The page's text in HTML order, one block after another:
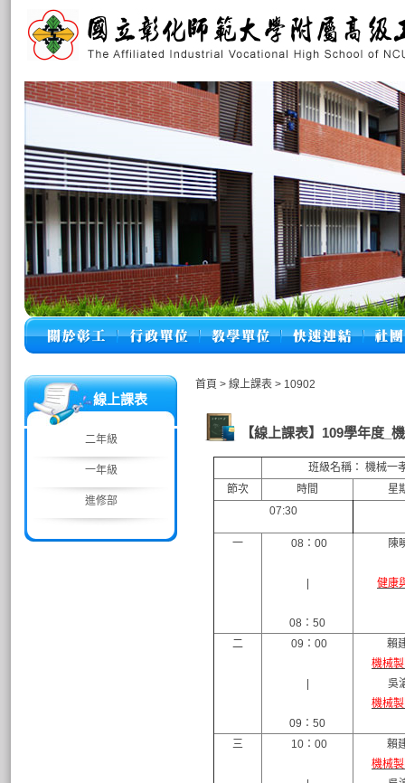
線上課表
二年級
一年級
進修部
首頁 > 線上課表 > 10902
【線上課表】109學年度_
班級名稱： 機械一
節次
時間
星
07:30
一 08：00
08：50
陳
健康
二 09：00
09：50
賴
機械
吳
機械
三 10：00
賴
機械